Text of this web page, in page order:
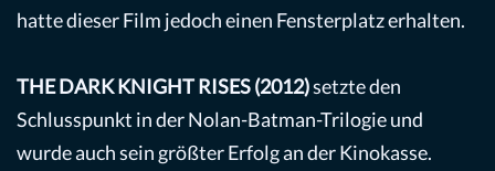
hatte dieser Film jedoch einen Fensterplatz erhalten.
THE DARK KNIGHT RISES (2012)setzte den
Schlusspunkt in der Nolan-Batman-Trilogie und
wurde auch sein größter Erfolg an der Kinokasse.